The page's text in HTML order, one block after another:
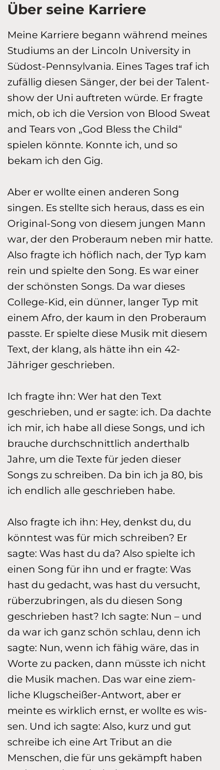
Über seine Karriere
Meine Karriere begann während meines
Studiums an der Lincoln University in
Südost-Penn­sylvania. Eines Tages traf ich
zufällig diesen Sänger, der bei der Talent­
show der Uni auftreten würde. Er fragte
mich, ob ich die Version von Blood Sweat
and Tears von „God Bless the Child“
spielen könnte. Konnte ich, und so
bekam ich den Gig.
Aber er wollte einen anderen Song
singen. Es stellte sich heraus, dass es ein
Original-Song von diesem jungen Mann
war, der den Proberaum neben mir hatte.
Also fragte ich höflich nach, der Typ kam
rein und spielte den Song. Es war einer
der schönsten Songs. Da war dieses
College-Kid, ein dün­ner, langer Typ mit
einem Afro, der kaum in den Proberaum
passte. Er spielte diese Musik mit diesem
Text, der klang, als hätte ihn ein 42-
Jähriger geschrieben.
Ich fragte ihn: Wer hat den Text
geschrieben, und er sagte: ich. Da dachte
ich mir, ich habe all diese Songs, und ich
brauche durchschnitt­lich anderthalb
Jahre, um die Texte für jeden dieser
Songs zu schreiben. Da bin ich ja 80, bis
ich endlich alle geschrieben habe.
Also fragte ich ihn: Hey, denkst du, du
könntest was für mich schreiben? Er
sagte: Was hast du da? Also spielte ich
einen Song für ihn und er fragte: Was
hast du gedacht, was hast du versucht,
rüberzu­brin­gen, als du diesen Song
geschrieben hast? Ich sagte: Nun – und
da war ich ganz schön schlau, denn ich
sagte: Nun, wenn ich fähig wäre, das in
Worte zu packen, dann müsste ich nicht
die Musik machen. Das war eine ziem­
liche Klugscheißer-Antwort, aber er
mein­te es wirklich ernst, er wollte es wis­
sen. Und ich sagte: Also, kurz und gut
schreibe ich eine Art Tribut an die
Menschen, die für uns ge­kämpft ha­ben